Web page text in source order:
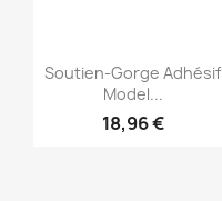
Aperçu rapide
Soutien-Gorge Adhésif
Model...
18,96 €